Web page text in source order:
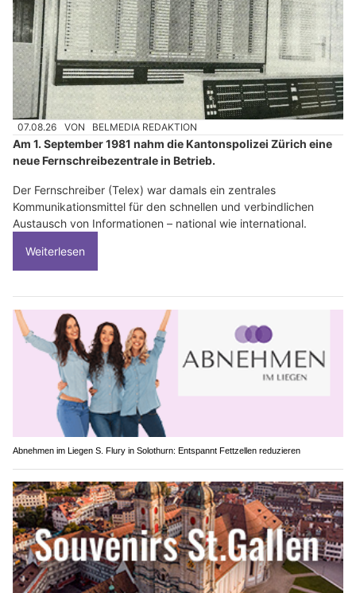
07.08.26 VON BELMEDIA REDAKTION
Am 1. September 1981 nahm die Kantonspolizei Zürich eine
neue Fernschreibezentrale in Betrieb.
Der Fernschreiber (Telex) war damals ein zentrales
Kommunikationsmittel für den schnellen und verbindlichen
Austausch von Informationen – national wie international.
Weiterlesen
Abnehmen im Liegen S. Flury in Solothurn: Entspannt Fettzellen reduzieren